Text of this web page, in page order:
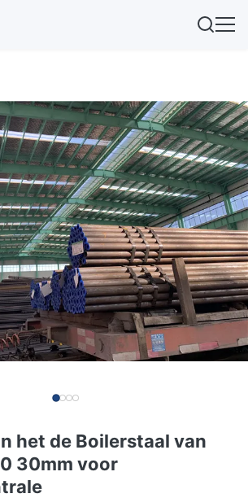
het de Boilerstaal van
30mm voor